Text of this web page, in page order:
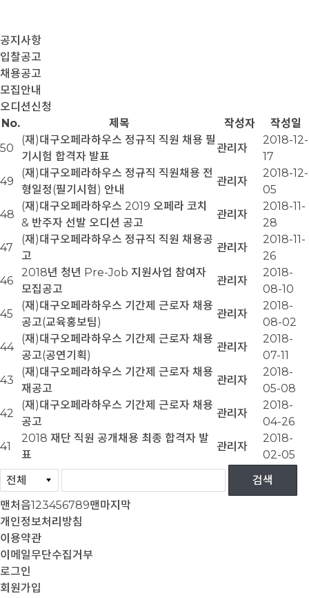
공지사항
입찰공고
채용공고
모집안내
오디션신청
No.
제목 작성자
작성일
50
(재)대구오페라하우스 정규직 직원 채용 필
기시험 합격자 발표
관리자
2018-12-
17
49
(재)대구오페라하우스 정규직 직원채용 전
형일정(필기시험) 안내
관리자
2018-12-
05
48
(재)대구오페라하우스 2019 오페라 코치
& 반주자 선발 오디션 공고
관리자
2018-11-
28
47
(재)대구오페라하우스 정규직 직원 채용공
고
관리자
2018-11-
26
46
2018년 청년 Pre-Job 지원사업 참여자
모집공고
관리자
2018-
08-10
45
(재)대구오페라하우스 기간제 근로자 채용
공고(교육홍보팀)
관리자
2018-
08-02
44
(재)대구오페라하우스 기간제 근로자 채용
공고(공연기획)
관리자
2018-
07-11
43
(재)대구오페라하우스 기간제 근로자 채용
재공고
관리자
2018-
05-08
42
(재)대구오페라하우스 기간제 근로자 채용
공고
관리자
2018-
04-26
41
2018 재단 직원 공개채용 최종 합격자 발
표
관리자
2018-
02-05
맨처음123456789맨마지막
개인정보처리방침
이용약관
이메일무단수집거부
로그인
회원가입